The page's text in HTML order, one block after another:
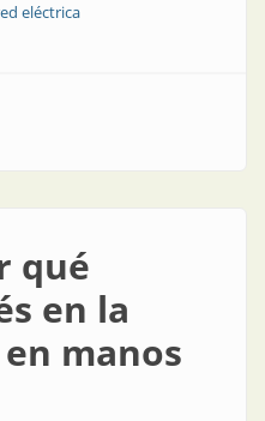
eléctrica
artificial en las redes
qué
en la
manos